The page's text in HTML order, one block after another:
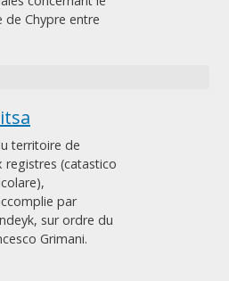
de Chypre entre
territoire de
(catastico
par
sur ordre du
Grimani.